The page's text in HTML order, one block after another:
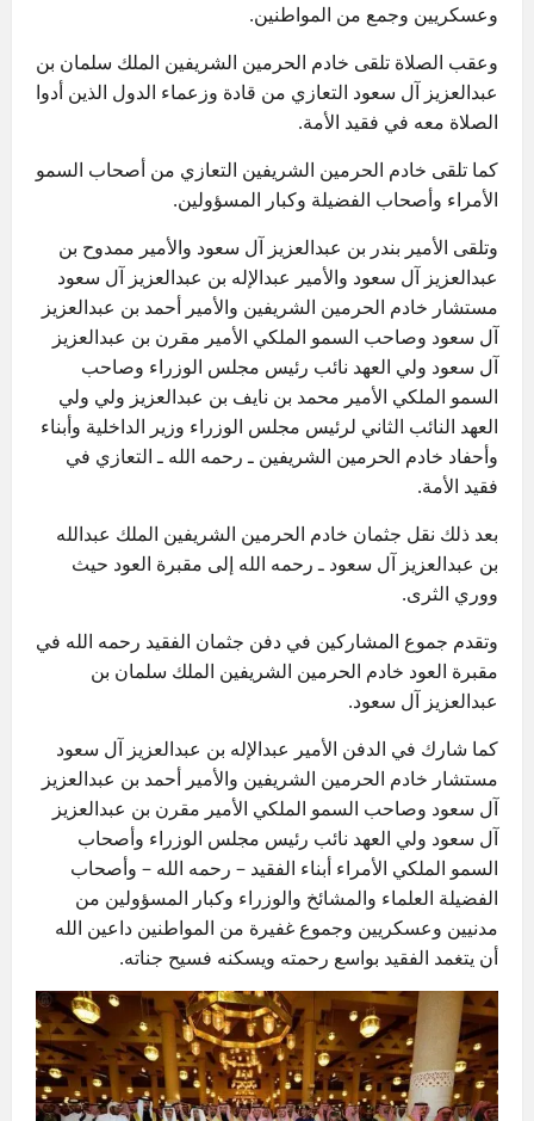
وعسكريين وجمع من المواطنين.
وعقب الصلاة تلقى خادم الحرمين الشريفين الملك سلمان بن
عبدالعزيز آل سعود التعازي من قادة وزعماء الدول الذين أدوا
الصلاة معه في فقيد الأمة.
كما تلقى خادم الحرمين الشريفين التعازي من أصحاب السمو
الأمراء وأصحاب الفضيلة وكبار المسؤولين.
وتلقى الأمير بندر بن عبدالعزيز آل سعود والأمير ممدوح بن
عبدالعزيز آل سعود والأمير عبدالإله بن عبدالعزيز آل سعود
مستشار خادم الحرمين الشريفين والأمير أحمد بن عبدالعزيز
آل سعود وصاحب السمو الملكي الأمير مقرن بن عبدالعزيز
آل سعود ولي العهد نائب رئيس مجلس الوزراء وصاحب
السمو الملكي الأمير محمد بن نايف بن عبدالعزيز ولي ولي
العهد النائب الثاني لرئيس مجلس الوزراء وزير الداخلية وأبناء
وأحفاد خادم الحرمين الشريفين ـ رحمه الله ـ التعازي في
فقيد الأمة.
بعد ذلك نقل جثمان خادم الحرمين الشريفين الملك عبدالله
بن عبدالعزيز آل سعود ـ رحمه الله إلى مقبرة العود حيث
ووري الثرى.
وتقدم جموع المشاركين في دفن جثمان الفقيد رحمه الله في
مقبرة العود خادم الحرمين الشريفين الملك سلمان بن
عبدالعزيز آل سعود.
كما شارك في الدفن الأمير عبدالإله بن عبدالعزيز آل سعود
مستشار خادم الحرمين الشريفين والأمير أحمد بن عبدالعزيز
آل سعود وصاحب السمو الملكي الأمير مقرن بن عبدالعزيز
آل سعود ولي العهد نائب رئيس مجلس الوزراء وأصحاب
السمو الملكي الأمراء أبناء الفقيد – رحمه الله – وأصحاب
الفضيلة العلماء والمشائخ والوزراء وكبار المسؤولين من
مدنيين وعسكريين وجموع غفيرة من المواطنين داعين الله
أن يتغمد الفقيد بواسع رحمته ويسكنه فسيح جناته.